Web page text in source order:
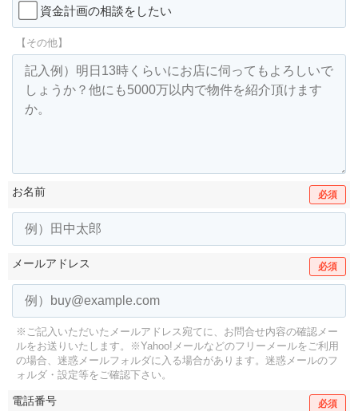
資金計画の相談をしたい
【その他】
お名前 必須
メールアドレス 必須
※ご記入いただいたメールアドレス宛てに、お問合せ内容の確認メー
ルをお送りいたします。
※Yahoo!メールなどのフリーメールをご利用
の場合、迷惑メールフォルダに入る場合があります。 迷惑メールのフ
ォルダ・設定等をご確認下さい。
電話番号 必須